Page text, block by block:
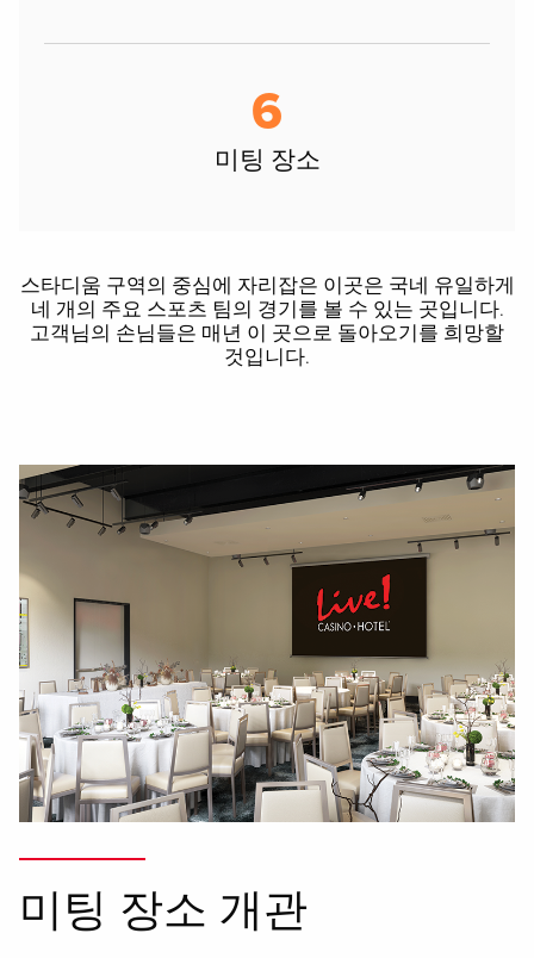
6
미팅 장소
스타디움 구역의 중심에 자리잡은 이곳은 국네 유일하게
네 개의 주요 스포츠 팀의 경기를 볼 수 있는 곳입니다.
고객님의 손님들은 매년 이 곳으로 돌아오기를 희망할
것입니다.
미팅 장소 개관